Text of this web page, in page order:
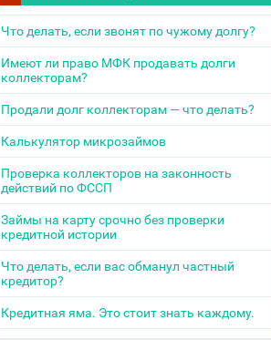
Что делать, если звонят по чужому долгу?
Имеют ли право МФК продавать долги
коллекторам?
Продали долг коллекторам — что делать?
Калькулятор микрозаймов
Проверка коллекторов на законность
действий по ФССП
Займы на карту срочно без проверки
кредитной истории
Что делать, если вас обманул частный
кредитор?
Кредитная яма. Это стоит знать каждому.